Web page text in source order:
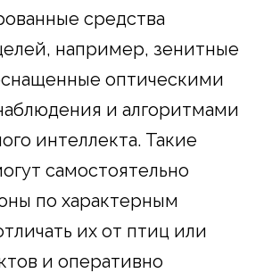
средства
например, зенитные
оптическими
и алгоритмами
интеллекта. Такие
самостоятельно
по характерным
их от птиц или
и оперативно